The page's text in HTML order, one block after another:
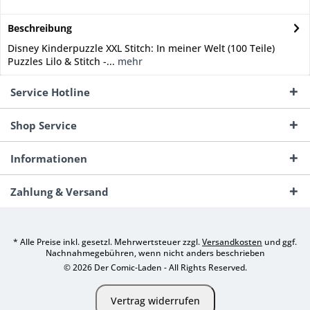
Beschreibung
Disney Kinderpuzzle XXL Stitch: In meiner Welt (100 Teile)
Puzzles Lilo & Stitch -... mehr
Service Hotline
Shop Service
Informationen
Zahlung & Versand
* Alle Preise inkl. gesetzl. Mehrwertsteuer zzgl.Versandkosten und ggf.
Nachnahmegebühren, wenn nicht anders beschrieben
© 2026 Der Comic-Laden - All Rights Reserved.
Vertrag widerrufen